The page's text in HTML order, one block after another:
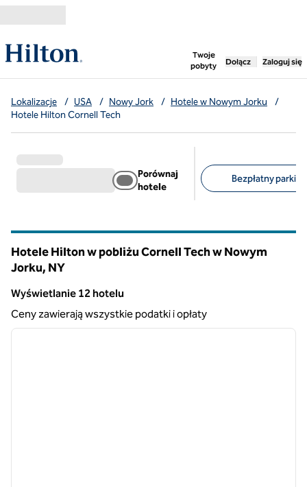
Twoje
pobyty
,otwiera nową
Dołącz Zaloguj się
Lokalizacje / USA / Nowy Jork / Hotele w Nowym Jorku
/
Hotele Hilton Cornell Tech
Porównaj
hotele
Bezpłatny
Hotele Hilton w pobliżu Cornell Tech w Nowym
Jorku, NY
Wyświetlanie 12 hotelu
Wyświetlanie 12 hotelu
Ceny zawierają wszystkie podatki i opłaty
1 z 12